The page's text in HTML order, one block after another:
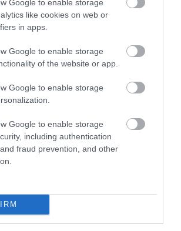
Google to enable storage
like cookies on web or
in apps.
Google to enable storage
of the website or app.
Google to enable storage
Google to enable storage
including authentication
fraud prevention, and other
traigo tiene un aspecto muy veraniego y
época del año. Esta tarta es una versión y
en el clásico...